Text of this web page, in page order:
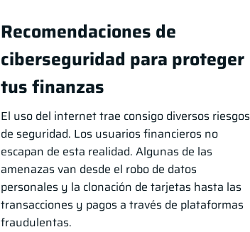
Recomendaciones de
ciberseguridad para proteger
tus finanzas
El uso del internet trae consigo diversos riesgos
de seguridad. Los usuarios financieros no
escapan de esta realidad. Algunas de las
amenazas van desde el robo de datos
personales y la clonación de tarjetas hasta las
transacciones y pagos a través de plataformas
fraudulentas.